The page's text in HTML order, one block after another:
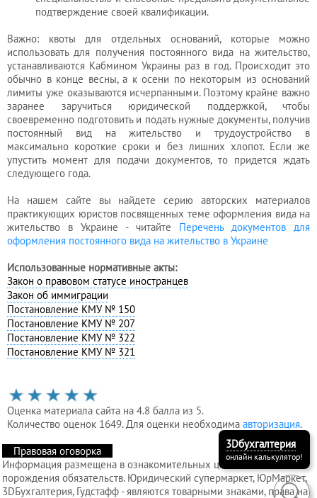
подтверждение своей квалификации.
Важно: квоты для отдельных оснований, которые можно
использовать для получения постоянного вида на жительство,
устанавливаются Кабмином Украины раз в год. Происходит это
обычно в конце весны, а к осени по некоторым из оснований
лимиты уже оказываются исчерпанными. Поэтому крайне важно
заранее заручиться юридической поддержкой, чтобы
своевременно подготовить и подать нужные документы, получив
постоянный вид на жительство и трудоустройство в
максимально короткие сроки и без лишних хлопот. Если же
упустить момент для подачи документов, то придется ждать
следующего года.
На нашем сайте вы найдете серию авторских материалов
практикующих юристов посвященных теме оформления вида на
жительство в Украине - читайте Перечень документов для
оформления постоянного вида на жительство в Украине
Использованные нормативные акты:
Закон о правовом статусе иностранцев
Закон об иммиграции
Постановление КМУ № 150
Постановление КМУ № 207
Постановление КМУ № 322
Постановление КМУ № 321
Оценка материала сайта на 4.8 балла из 5.
Количество оценок 1649. Для оценки необходима авторизация.
3Dбухгалтерия
онлайн калькулятор!
Правовая оговорка
Информация размещена в ознакомительных целях и без
порождения обязательств. Юридический супермаркет, ЮрМаркет,
3DБухгалтерия, Гудстафф - являются товарными знаками, права на